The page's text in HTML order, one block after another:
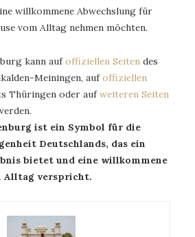
willkommene Abwechslung für
vom Alltag nehmen möchten.
kann aufoffiziellen Seiten des
Meiningen, aufoffiziellen
Thüringen oder aufweiteren Seiten
ist ein Symbol für die
Deutschlands, das ein
bietet und eine willkommene
Alltag verspricht.